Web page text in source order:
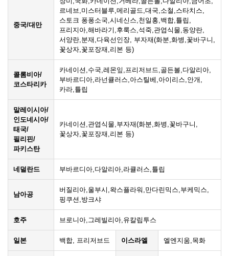
중국/대만
르네브,미스터블루,메리골드,대국,소철,스타치스,
스토크 퐁퐁소국,시네신스,천일홍,백합,튤립,
프리지아,해바라기,후룩스,석죽,관엽식물,동양란,
서양란,분재,다육선인장, 부자재(화분,화병,꽃바구니,
꽃상자,꽃포장재,리본 등)
콜롬비아/
코스타리카
카네이션,수국,레몬잎,프리저브드,골든볼,다알리아,
부바르디아,라넌큘러스,아스틸베,아이리스,안개,
카라,튤립
말레이시아/
인도네시아/
태국/
필리핀/
파키스탄
카네이션,관엽식물,부자재(화분,화병,꽃바구니,
꽃상자,꽃포장재,리본 등)
네덜란드 부바르디아,다알리아,라큘러스,튤립
남아공
버질리아,울부시,왁스플라워,만다린믹스,부케믹스,
핑쿠션,방크샤
호주 브로니아,그레빌리아,유칼립투스
일본 백합, 프리저브드 이스라엘 엘엔지움,목화